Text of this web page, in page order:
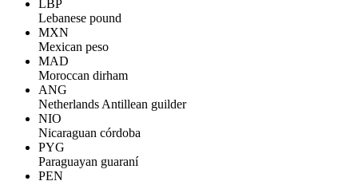
LBP
Lebanese pound
MXN
Mexican peso
MAD
Moroccan dirham
ANG
Netherlands Antillean guilder
NIO
Nicaraguan córdoba
PYG
Paraguayan guaraní
PEN